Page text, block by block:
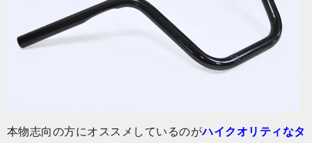
本物志向の方にオススメしているのがハイクオリティなタ